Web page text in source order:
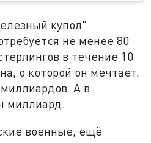
купол"
не менее 80
в течение 10
о которой он мечтает,
А в
миллиард.
военные, ещё